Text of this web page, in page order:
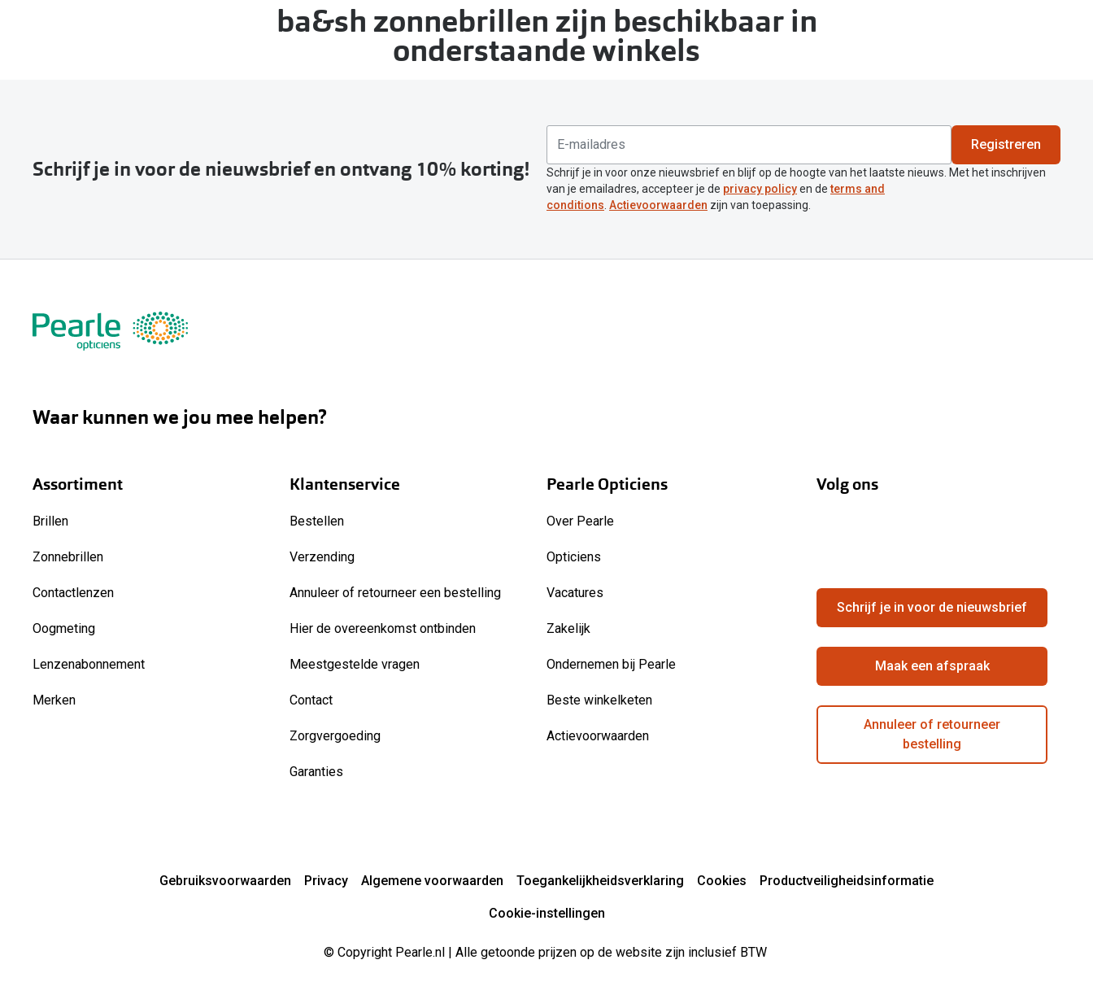
ba&sh zonnebrillen zijn beschikbaar in
onderstaande winkels
Schrijf je in voor de nieuwsbrief en ontvang 10% korting!
Registreren
Schrijf je in voor onze nieuwsbrief en blijf op de hoogte van het laatste nieuws. Met het inschrijven
van je emailadres, accepteer je de privacy policyen determs and
conditions Actievoorwaarden zijn van toepassing.
Waar kunnen we jou mee helpen?
Assortiment
Brillen
Zonnebrillen
Contactlenzen
Oogmeting
Lenzenabonnement
Merken
Klantenservice
Bestellen
Verzending
Annuleer of retourneer een bestelling
Hier de overeenkomst ontbinden
Meestgestelde vragen
Contact
Zorgvergoeding
Garanties
Pearle Opticiens
Over Pearle
Opticiens
Vacatures
Zakelijk
Ondernemen bij Pearle
Beste winkelketen
Actievoorwaarden
Volg ons
Schrijf je in voor de nieuwsbrief
Maak een afspraak
Annuleer of retourneer
bestelling
Gebruiksvoorwaarden Privacy Algemene voorwaarden Toegankelijkheidsverklaring Cookies Productveiligheidsinformatie
Cookie-instellingen
© Copyright Pearle.nl | Alle getoonde prijzen op de website zijn inclusief BTW